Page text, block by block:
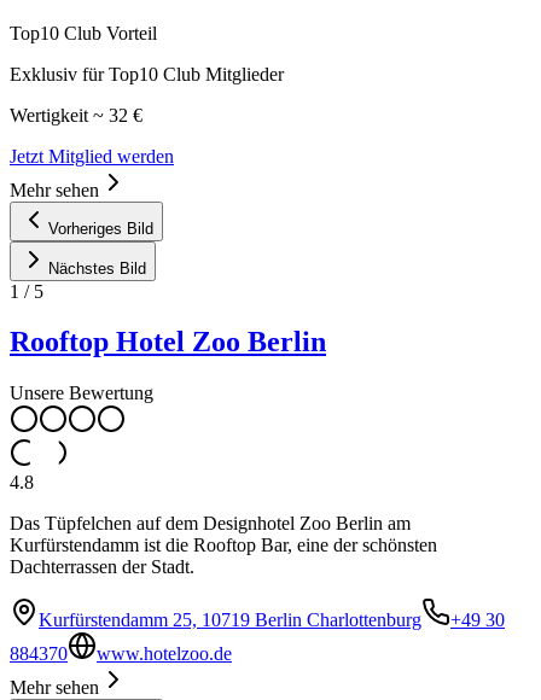
Top10 Club Vorteil
Exklusiv für Top10 Club Mitglieder
Wertigkeit ~ 32 €
Jetzt Mitglied werden
Mehr sehen
Vorheriges Bild
Nächstes Bild
1 / 5
Rooftop Hotel Zoo Berlin
Unsere Bewertung
4.8
Das Tüpfelchen auf dem Designhotel Zoo Berlin am
Kurfürstendamm ist die Rooftop Bar, eine der schönsten
Dachterrassen der Stadt.
Kurfürstendamm 25, 10719 Berlin Charlottenburg
+49 30
884370
www.hotelzoo.de
Mehr sehen